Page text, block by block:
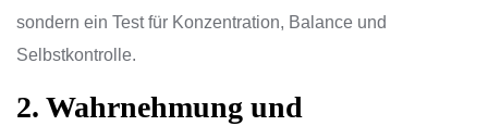
sondern ein Test für Konzentration, Balance und
Selbstkontrolle.
2. Wahrnehmung und